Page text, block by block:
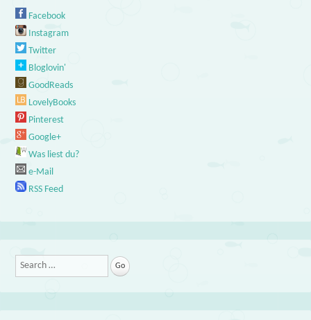
Facebook
Instagram
Twitter
Bloglovin'
GoodReads
LovelyBooks
Pinterest
Google+
Was liest du?
e-Mail
RSS Feed
Search